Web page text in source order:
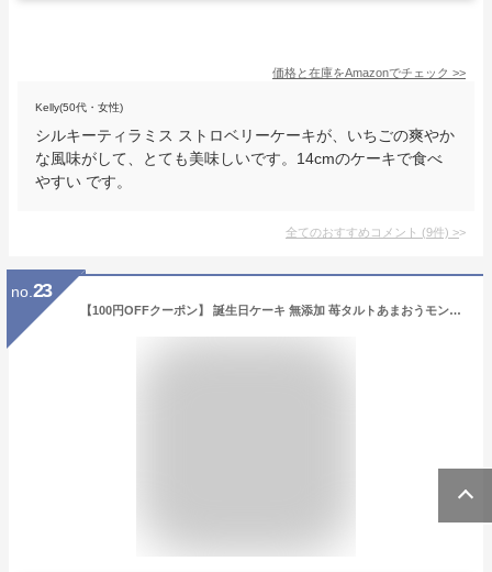
価格と在庫をAmazonでチェック >>
Kelly(50代・女性)
シルキーティラミス ストロベリーケーキが、いちごの爽やか
な風味がして、とても美味しいです。14cmのケーキで食べ
やすい です。
全てのおすすめコメント (9件) >
no. 23
【100円OFFクーポン】 誕生日ケーキ 無添加 苺タルトあまおうモンブラン 4.5号 送料無料 あす楽 いちごタルト バースデーケーキ フルーツタルト ケーキ ギフト お取り寄せ 宅配 子供 大人 かわいい スイーツ 内祝い 出産 お返し お菓子 心優cotoyu sweets コトユスイーツ